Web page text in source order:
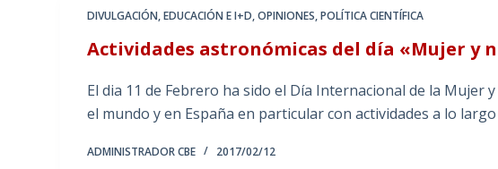
DIVULGACIÓN,EDUCACIÓN E I+D,OPINIONES,POLÍTICA CIENTÍFICA
Actividades astronómicas del día «Mujer y
El dia 11 de Febrero ha sido el Día Internacional de la Mujer
el mundo y en España en particular con actividades a lo
ADMINISTRADOR CBE 2017/02/12